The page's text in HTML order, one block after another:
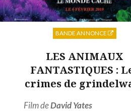
LES ANIMAUX
FANTASTIQUES :
crimes de
Film deDavid Yates
BANDE ANNONCE